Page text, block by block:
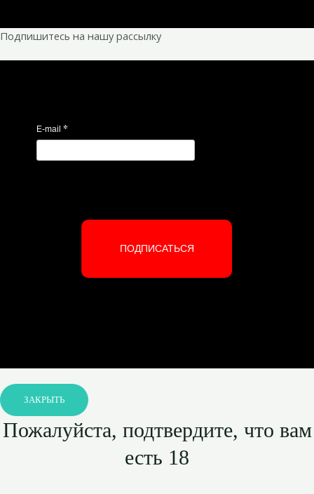
Подпишитесь на нашу рассылку
E-mail *
ПОДПИСАТЬСЯ
ЗАКРЫТЬ
Пожалуйста, подтвердите, что вам
есть 18